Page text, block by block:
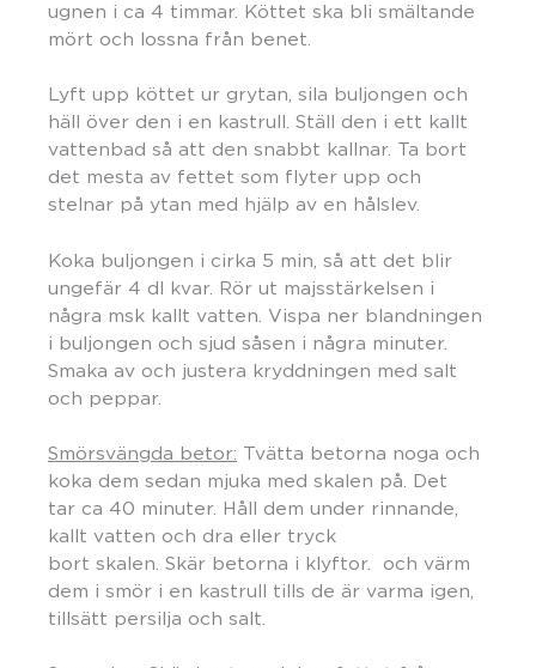
ugnen i ca 4 timmar. Köttet ska bli smältande
mört och lossna från benet.
Lyft upp köttet ur grytan, sila buljongen och
häll över den i en kastrull. Ställ den i ett kallt
vattenbad så att den snabbt kallnar. Ta bort
det mesta av fettet som flyter upp och
stelnar på ytan med hjälp av en hålslev.
Koka buljongen i cirka 5 min, så att det blir
ungefär 4 dl kvar. Rör ut majsstärkelsen i
några msk kallt vatten. Vispa ner blandningen
i buljongen och sjud såsen i några minuter.
Smaka av och justera kryddningen med salt
och peppar.
Smörsvängda betor: Tvätta betorna noga och
koka dem sedan mjuka med skalen på. Det
tar ca 40 minuter. Håll dem under rinnande,
kallt vatten och dra eller tryck
bort skalen. Skär betorna i klyftor. och värm
dem i smör i en kastrull tills de är varma igen,
tillsätt persilja och salt.